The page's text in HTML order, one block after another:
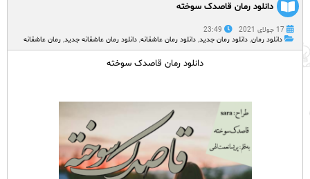
دانلود رمان قاصدک سوخته
17 جولای 2021
23:49
دانلود رمان, دانلود رمان جدید, دانلود رمان عاشقانه, دانلود رمان عاشقانه جدید, رمان عاشقانه
دانلود رمان قاصدک سوخته